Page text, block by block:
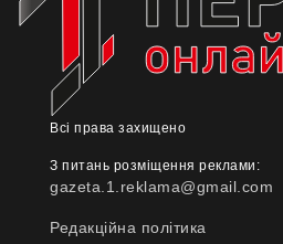
Всі права захищено
З питань розміщення реклами:
gazeta.1.reklama@gmail.com
Редакційна політика